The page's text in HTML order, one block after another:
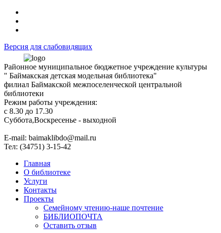
Версия для слабовидящих
Районное муниципальное бюджетное учреждение культуры
" Баймакская детская модельная библиотека"
филиал Баймакской межпоселенческой центральной
библиотеки
Режим работы учреждения:
с 8.30 до 17.30
Суббота,Воскресенье - выходной
Е-mail: baimaklibdo@mail.ru
Тел: (34751) 3-15-42
Главная
О библиотеке
Услуги
Контакты
Проекты
Семейному чтению-наше почтение
БИБЛИОПОЧТА
Оставить отзыв